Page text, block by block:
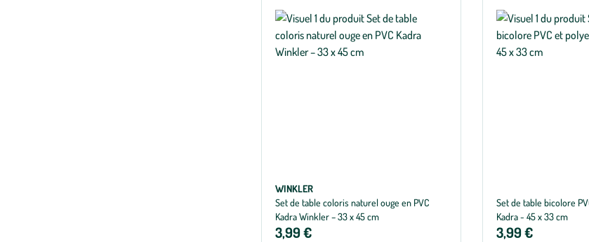
WINKLER
Set de table coloris naturel ouge en PVC
Kadra Winkler – 33 x 45 cm
3,99 €
Set de table bicolore
Kadra - 45 x 33 cm
3,99 €